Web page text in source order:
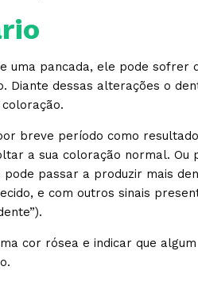
uma pancada, ele pode sofrer
Diante dessas alterações o
breve período como
a sua coloração normal. Ou
passar a produzir mais
e com outros sinais
cor rósea e indicar que algum